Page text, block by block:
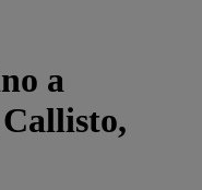
a